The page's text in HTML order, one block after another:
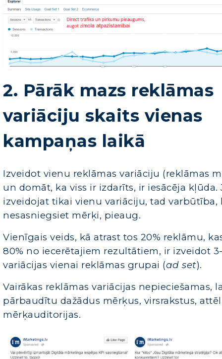
2. Pārāk mazs reklāmas
variāciju skaits vienas
kampaņas laikā
Izveidot vienu reklāmas variāciju (reklāmas
un domāt, ka viss ir izdarīts, ir iesācēja kļūda.
izveidojat tikai vienu variāciju, tad varbūtība,
nesasniegsiet mērķi, pieaug.
Vienīgais veids, kā atrast tos 20% reklāmu,
80% no iecerētajiem rezultātiem, ir izveidot
variācijas vienai reklāmas grupai (ad set).
Vairākas reklāmas variācijas nepieciešamas,
pārbaudītu dažādus mērķus, virsrakstus,
mērķauditorijas.